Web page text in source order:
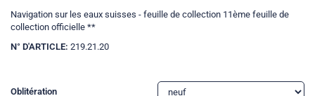
Navigation sur les eaux suisses - feuille de collection 11ème feuille de
collection officielle **
N° D'ARTICLE: 219.21.20
Oblitération